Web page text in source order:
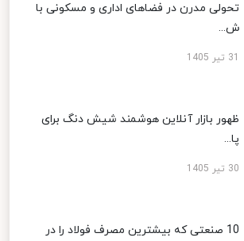
تحولی مدرن در فضاهای اداری و مسکونی با
ش...
ظهور بازار آنلاین هوشمند شیش دنگ برای
پا...
30 تیر 1405
10 صنعتی که بیشترین مصرف فولاد را در